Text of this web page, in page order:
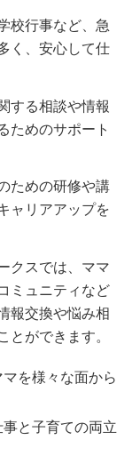
校行事など、急
く、安心して仕
する相談や情報
ためのサポート
ための研修や講
ャリアアップを
クスでは、ママ
ミュニティなど
報交換や悩み相
とができます。
を様々な面から
と子育ての両立